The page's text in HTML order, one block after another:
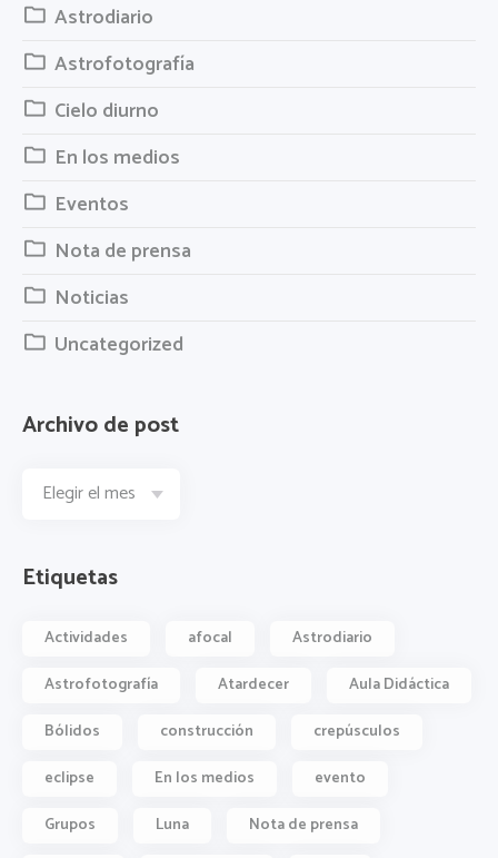
Astrodiario
Astrofotografía
Cielo diurno
En los medios
Eventos
Nota de prensa
Noticias
Uncategorized
Archivo de post
Etiquetas
Actividades afocal
Astrodiario
Astrofotografía
Atardecer
Aula Didáctica
Bólidos
construcción
crepúsculos
eclipse
En los medios
evento
Grupos
Luna
Nota de prensa